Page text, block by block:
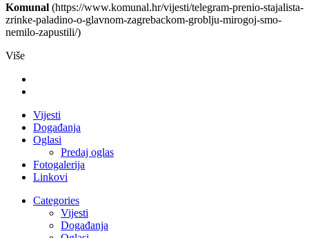
Komunal (https://www.komunal.hr/vijesti/telegram-prenio-stajalista-
zrinke-paladino-o-glavnom-zagrebackom-groblju-mirogoj-smo-
nemilo-zapustili/)
Više
Vijesti
Događanja
Oglasi
Predaj oglas
Fotogalerija
Linkovi
Categories
Vijesti
Događanja